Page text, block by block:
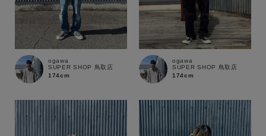
ogawa
SUPER SHOP 鳥取店
174cm
ogawa
SUPER SHOP 鳥取店
174cm